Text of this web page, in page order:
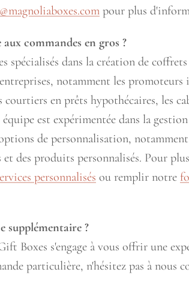
pour plus
commandes en gros ?
spécialisés dans la création de
notamment les promoteurs
en prêts hypothécaires, les
est expérimentée dans la
de personnalisation,
et des produits personnalisés. Pour
personnalisés ou remplir notre
supplémentaire ?
Boxes s'engage à vous offrir une
particulière, n'hésitez pas à nous